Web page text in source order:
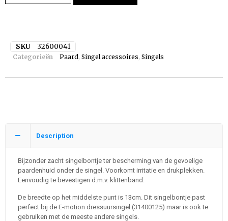
SKU 32600041
Categorieën Paard, Singel accessoires, Singels
Description
Bijzonder zacht singelbontje ter bescherming van de gevoelige
paardenhuid onder de singel. Voorkomt irritatie en drukplekken.
Eenvoudig te bevestigen d.m.v. klittenband.
De breedte op het middelste punt is 13cm. Dit singelbontje past
perfect bij de E-motion dressuursingel (31400125) maar is ook te
gebruiken met de meeste andere singels.